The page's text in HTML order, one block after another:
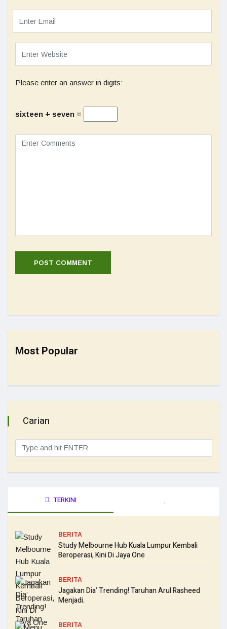
Please enter an answer in digits:
sixteen + seven =
Most Popular
Carian
TERKINI
BERITA
Study Melbourne Hub Kuala Lumpur Kembali
Beroperasi, Kini Di Jaya One
BERITA
Jagakan Dia’ Trending! Taruhan Arul Rasheed
Menjadi.
BERITA